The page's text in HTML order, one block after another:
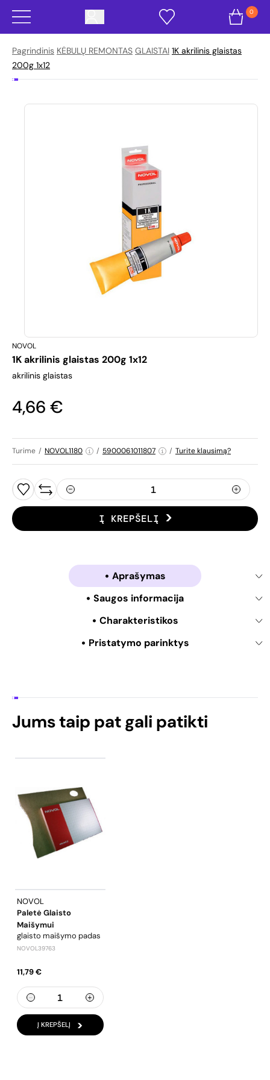
0
Pagrindinis KĖBULŲ REMONTAS GLAISTAI 1K akrilinis glaistas
200g 1x12
NOVOL
1K akrilinis glaistas 200g 1x12
akrilinis glaistas
4,66 €
Turime / NOVOL1180 / 5900061011807 / Turite klausimą?
Į KREPŠELĮ
Aprašymas
Saugos informacija
Charakteristikos
Pristatymo parinktys
Jums taip pat gali patikti
NOVOL
Paletė Glaisto
Maišymui
glaisto maišymo padas
NOVOL39763
11,79 €
Į KREPŠELĮ